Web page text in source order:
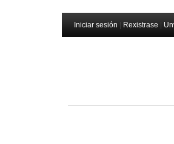
Iniciar sesión Rexistrase